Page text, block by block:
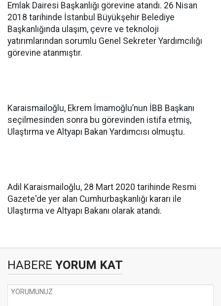
Emlak Dairesi Başkanlığı görevine atandı. 26 Nisan
2018 tarihinde İstanbul Büyükşehir Belediye
Başkanlığında ulaşım, çevre ve teknoloji
yatırımlarından sorumlu Genel Sekreter Yardımcılığı
görevine atanmıştır.
Karaismailoğlu, Ekrem İmamoğlu’nun İBB Başkanı
seçilmesinden sonra bu görevinden istifa etmiş,
Ulaştırma ve Altyapı Bakan Yardımcısı olmuştu.
Adil Karaismailoğlu, 28 Mart 2020 tarihinde Resmi
Gazete'de yer alan Cumhurbaşkanlığı kararı ile
Ulaştırma ve Altyapı Bakanı olarak atandı.
HABERE YORUM KAT